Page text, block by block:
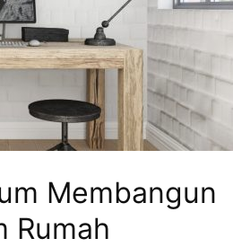
Membangun
Rumah